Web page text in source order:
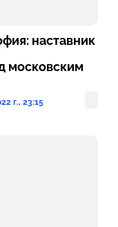
наставник
московским
г., 23:15